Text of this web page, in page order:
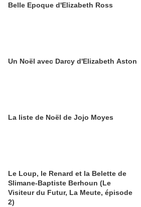
Belle Epoque d'Elizabeth Ross
Un Noël avec Darcy d'Elizabeth Aston
La liste de Noël de Jojo Moyes
Le Loup, le Renard et la Belette de
Slimane-Baptiste Berhoun (Le
Visiteur du Futur, La Meute, épisode
2)